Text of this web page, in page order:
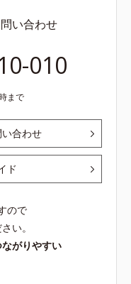
い合わせ
010
まで
合わせ
ド
ので
い。
がりやすい